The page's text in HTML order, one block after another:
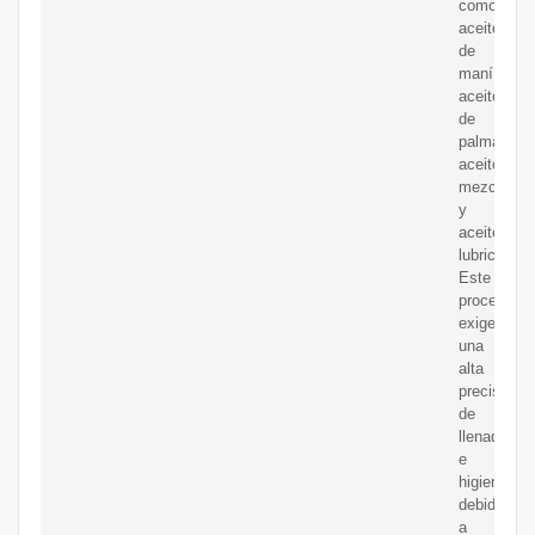
como
aceite
de
maní,
aceite
de
palma,
aceite
mezclado
y
aceite
lubricante.
Este
proceso
exige
una
alta
precisión
de
llenado
e
higiene
debido
a